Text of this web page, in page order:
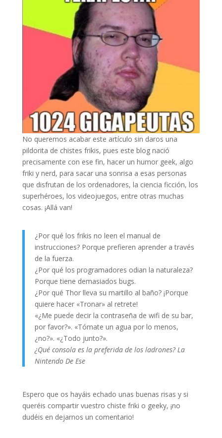
No queremos acabar este artículo sin daros una
pildorita de chistes frikis, pues este blog nació
precisamente con ese fin, hacer un humor geek, algo
friki y nerd, para sacar una sonrisa a esas personas
que disfrutan de los ordenadores, la ciencia ficción, los
superhéroes, los videojuegos, entre otras muchas
cosas. ¡Allá van!
¿Por qué los frikis no leen el manual de
instrucciones? Porque prefieren aprender a través
de la fuerza.
¿Por qué los programadores odian la naturaleza?
Porque tiene demasiados bugs.
¿Por qué Thor lleva su martillo al baño? ¡Porque
quiere hacer «Tronar» al retrete!
«¿Me puede decir la contraseña de wifi de su bar,
por favor?». «Tómate un agua por lo menos,
¿no?». «¿Todo junto?».
¿Qué consola es la preferida de los ladrones? La
Nintendo De Ese
Espero que os hayáis echado unas buenas risas y si
queréis compartir vuestro chiste friki o geeky, ¡no
dudéis en dejarnos un comentario!